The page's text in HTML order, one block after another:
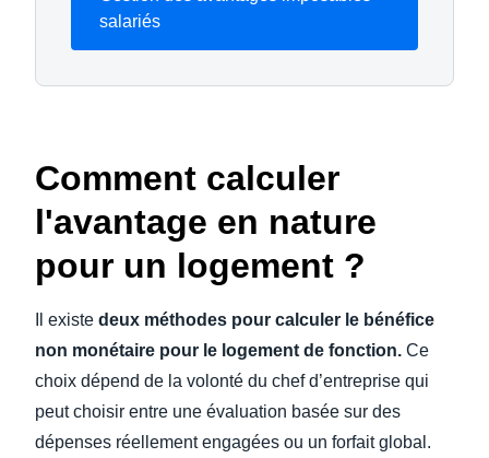
salariés
Comment calculer
l'avantage en nature
pour un logement ?
Il existe deux méthodes pour calculer le bénéfice
non monétaire pour le logement de fonction. Ce
choix dépend de la volonté du chef d’entreprise qui
peut choisir entre une évaluation basée sur des
dépenses réellement engagées ou un forfait global.